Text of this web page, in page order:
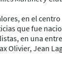
en el
que fue
en una
Jean